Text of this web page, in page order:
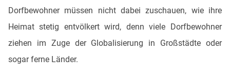
Dorfbewohner müssen nicht dabei zuschauen, wie ihre
Heimat stetig entvölkert wird, denn viele Dorfbewohner
ziehen im Zuge der Globalisierung in Großstädte oder
sogar ferne Länder.